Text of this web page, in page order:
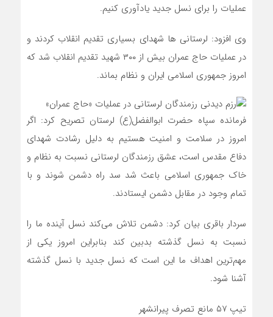
عملیات را برای نسل جدید یادآوری کنیم.
وی افزود: لرستانی‌ ها شهدای بسیاری تقدیم انقلاب کردند و
در عملیات حاج عمران بیش از ۳۰۰ شهید تقدیم انقلاب شد که
امروز جمهوری اسلامی ایران و نظام بماند.
فرمانده سپاه حضرت ابوالفضل(ع) لرستان تصریح کرد: اگر
امروز در سلامت و امنیت هستیم به دلیل رشادت شهدای
دفاع مقدس است، عشق رزمندگان لرستانی نسبت به نظام و
خاک جمهوری اسلامی باعث شد سد راه دشمن شوند و با
تمام وجود در مقابل دشمن ایستادند.
سردار باقری بیان کرد: دشمن تلاش می‌کند نسل آینده ما را
نسبت به نسل گذشته بدبین کند بنابراین امروز یکی از
مهم‌ترین اهداف ما این است که نسل جدید با نسل گذشته
آشنا شود.
تیپ ۵۷ مانع تصرف پیرانشهر